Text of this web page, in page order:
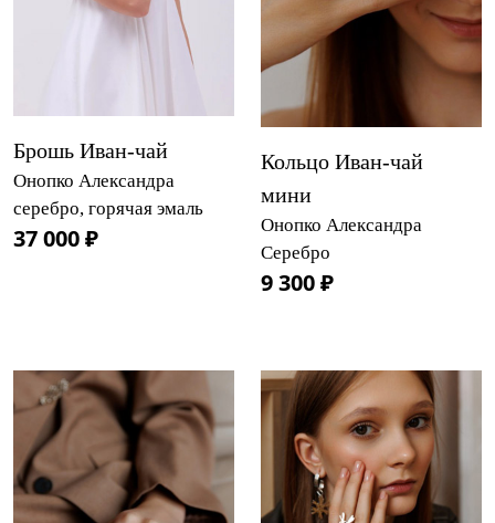
Брошь Иван-чай
Онопко Александра
серебро, горячая эмаль
37 000 ₽
Кольцо Иван-чай
мини
Онопко Александра
Серебро
9 300 ₽